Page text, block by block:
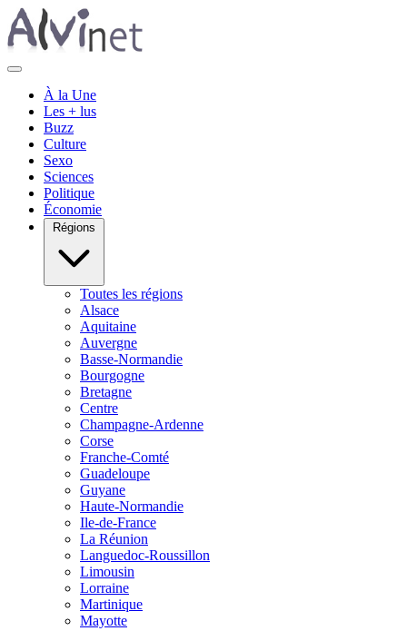
À la Une
Les + lus
Buzz
Culture
Sexo
Sciences
Politique
Économie
Régions
Toutes les régions
Alsace
Aquitaine
Auvergne
Basse-Normandie
Bourgogne
Bretagne
Centre
Champagne-Ardenne
Corse
Franche-Comté
Guadeloupe
Guyane
Haute-Normandie
Ile-de-France
La Réunion
Languedoc-Roussillon
Limousin
Lorraine
Martinique
Mayotte